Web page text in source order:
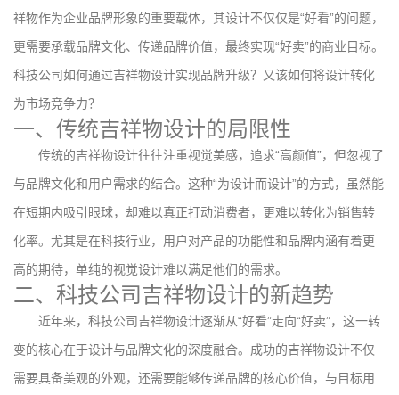
祥物作为企业品牌形象的重要载体，其设计不仅仅是“好看”的问题，
更需要承载品牌文化、传递品牌价值，最终实现“好卖”的商业目标。
科技公司如何通过吉祥物设计实现品牌升级？又该如何将设计转化
为市场竞争力？
一、传统吉祥物设计的局限性
传统的吉祥物设计往往注重视觉美感，追求“高颜值”，但忽视了
与品牌文化和用户需求的结合。这种“为设计而设计”的方式，虽然能
在短期内吸引眼球，却难以真正打动消费者，更难以转化为销售转
化率。尤其是在科技行业，用户对产品的功能性和品牌内涵有着更
高的期待，单纯的视觉设计难以满足他们的需求。
二、科技公司吉祥物设计的新趋势
近年来，科技公司吉祥物设计逐渐从“好看”走向“好卖”，这一转
变的核心在于设计与品牌文化的深度融合。成功的吉祥物设计不仅
需要具备美观的外观，还需要能够传递品牌的核心价值，与目标用